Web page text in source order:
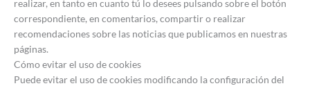
realizar, en tanto en cuanto tú lo desees pulsando sobre el botón
correspondiente, en comentarios, compartir o realizar
recomendaciones sobre las noticias que publicamos en nuestras
páginas.
Cómo evitar el uso de cookies
Puede evitar el uso de cookies modificando la configuración del